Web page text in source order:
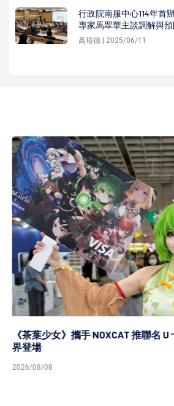
行政院南服中心114年首
專家馬翠華主談調解與
高培德 | 2025/06/11
《茶葉少女》攜手 NOXCAT 推聯名 U
界登場
2026/08/08